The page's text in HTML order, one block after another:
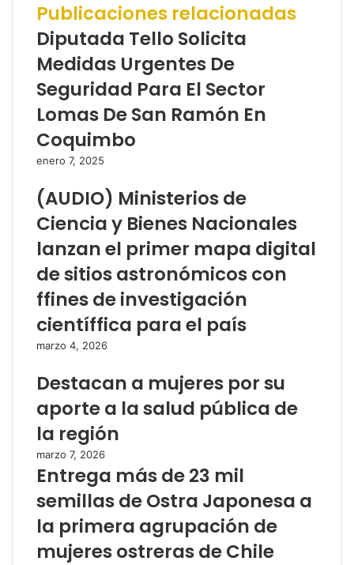
Publicaciones relacionadas
Diputada Tello Solicita
Medidas Urgentes De
Seguridad Para El Sector
Lomas De San Ramón En
Coquimbo
enero 7, 2025
(AUDIO) Ministerios de
Ciencia y Bienes Nacionales
lanzan el primer mapa digital
de sitios astronómicos con
ffines de investigación
científfica para el país
marzo 4, 2026
Destacan a mujeres por su
aporte a la salud pública de
la región
marzo 7, 2026
Entrega más de 23 mil
semillas de Ostra Japonesa a
la primera agrupación de
mujeres ostreras de Chile